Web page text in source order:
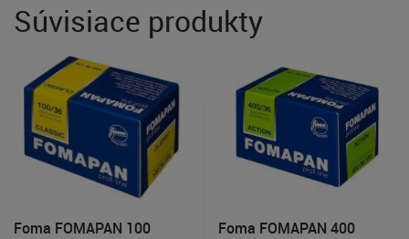
Súvisiace produkty
Foma FOMAPAN 100
Foma FOMAPAN 400